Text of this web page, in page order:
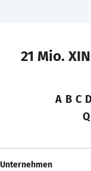
21 Mio.
A B C
Q
Unternehmen